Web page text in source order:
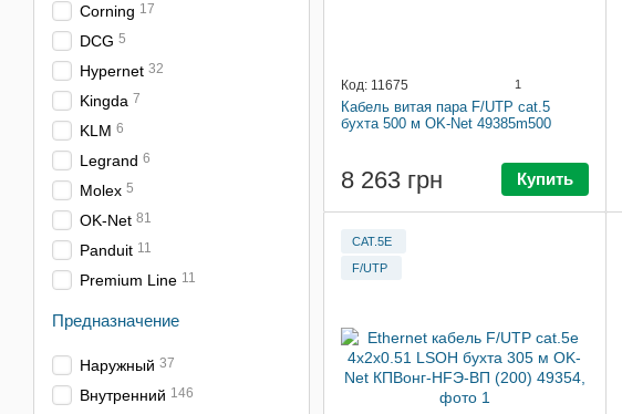
Код: 11675 1
Кабель витая пара F/UTP cat.5
бухта 500 м OK-Net 49385m500
8 263 грн Купить
CAT.5E
F/UTP
Corning 17
DCG 5
Hypernet 32
Kingda 7
KLM 6
Legrand 6
Molex 5
OK-Net 81
Panduit 11
Premium Line 11
Предназначение
Наружный 37
Внутренний 146